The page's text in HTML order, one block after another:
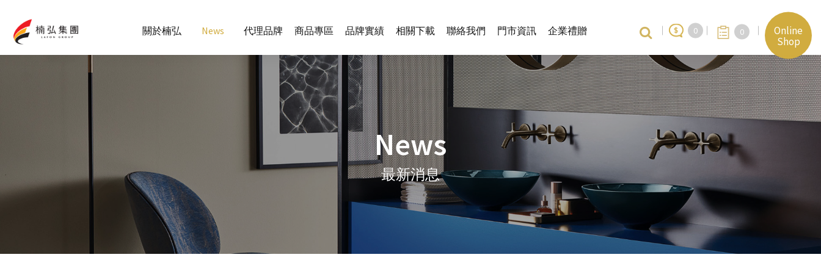
關於楠弘 News 代理品牌 商品專區 品牌實績 相關下載 聯絡我們 門市資訊 企業禮贈 0 0
Online
Shop
News
最新消息